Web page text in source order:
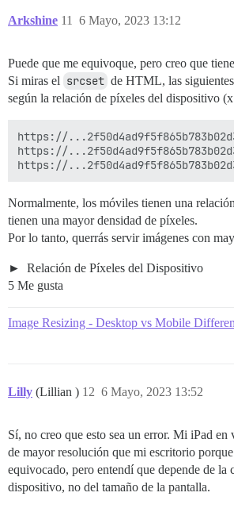
Arkshine 6 Mayo, 2023 13:12
11
Puede que me equivoque, pero creo que
Si miras el srcset de HTML, las
según la relación de píxeles del dispositivo
https://
https://
Normalmente, los móviles tienen una
tienen una mayor densidad de píxeles.
Por lo tanto, querrás servir imágenes con
Relación de Píxeles del Dispositivo
5 Me gusta
Image Resizing - Desktop vs Mobile
Lilly (Lillian ) 6 Mayo, 2023 13:52
12
Sí, no creo que esto sea un error. Mi iPad
de mayor resolución que mi escritorio
equivocado, pero entendí que depende de la
dispositivo, no del tamaño de la pantalla.